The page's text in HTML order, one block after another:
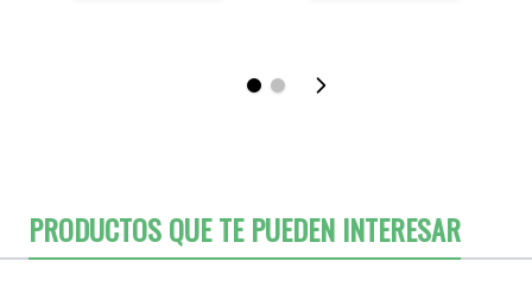
PRODUCTOS QUE TE PUEDEN INTERESAR